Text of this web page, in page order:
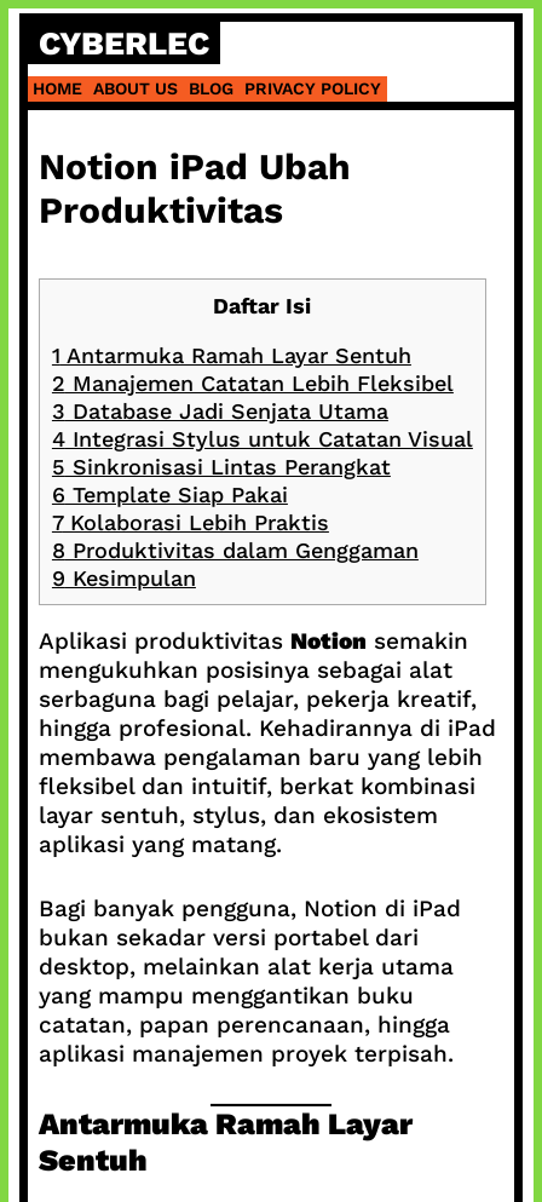
Skip
content
CYBERLEC
HOME ABOUT US BLOG PRIVACY POLICY
Notion iPad Ubah
Produktivitas
Daftar Isi
1 Antarmuka Ramah Layar Sentuh
2 Manajemen Catatan Lebih Fleksibel
3 Database Jadi Senjata Utama
4Integrasi Stylus untuk Catatan Visual
5 Sinkronisasi Lintas Perangkat
6 Template Siap Pakai
7Kolaborasi Lebih Praktis
8 Produktivitas dalam Genggaman
9 Kesimpulan
Aplikasi produktivitas Notion semakin
mengukuhkan posisinya sebagai alat
serbaguna bagi pelajar, pekerja kreatif,
hingga profesional. Kehadirannya di iPad
membawa pengalaman baru yang lebih
fleksibel dan intuitif, berkat kombinasi
layar sentuh, stylus, dan ekosistem
aplikasi yang matang.
Bagi banyak pengguna, Notion di iPad
bukan sekadar versi portabel dari
desktop, melainkan alat kerja utama
yang mampu menggantikan buku
catatan, papan perencanaan, hingga
aplikasi manajemen proyek terpisah.
Antarmuka Ramah Layar
Sentuh